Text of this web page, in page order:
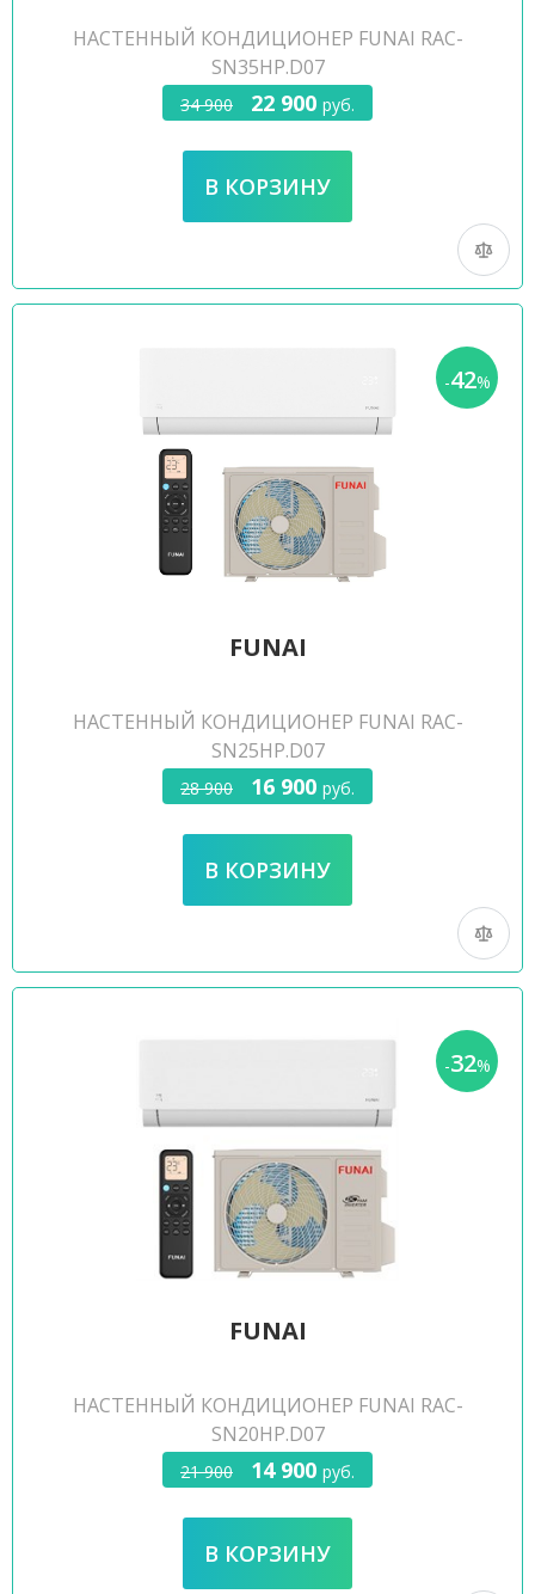
НАСТЕННЫЙ КОНДИЦИОНЕР FUNAI RAC-
SN35HP.D07
34 900 22 900 руб.
-42%
FUNAI
НАСТЕННЫЙ КОНДИЦИОНЕР FUNAI RAC-
SN25HP.D07
28 900 16 900 руб.
-32%
FUNAI
НАСТЕННЫЙ КОНДИЦИОНЕР FUNAI RAC-
SN20HP.D07
21 900 14 900 руб.